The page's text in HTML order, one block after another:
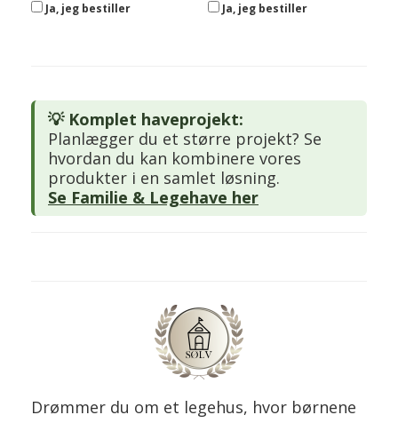
Ja, jeg bestiller Ja, jeg bestiller
💡 Komplet haveprojekt:
Planlægger du et større projekt? Se
hvordan du kan kombinere vores
produkter i en samlet løsning.
Se Familie & Legehave her
Drømmer du om et legehus, hvor børnene